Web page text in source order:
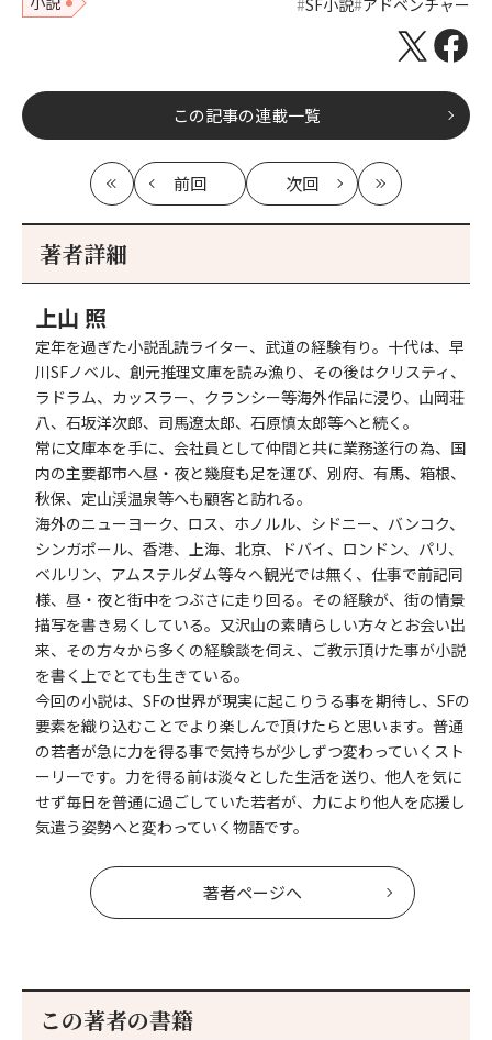
この記事の連載一覧
最
初
前回
記
次回
記
最
新
著者詳細
上山 照
定年を過ぎた小説乱読ライター、武道の経験有り。十代は、早
川SFノベル、創元推理文庫を読み漁り、その後はクリスティ、
ラドラム、カッスラー、クランシー等海外作品に浸り、山岡荘
八、石坂洋次郎、司馬遼太郎、石原慎太郎等へと続く。
常に文庫本を手に、会社員として仲間と共に業務遂行の為、国
内の主要都市へ昼・夜と幾度も足を運び、別府、有馬、箱根、
秋保、定山渓温泉等へも顧客と訪れる。
海外のニューヨーク、ロス、ホノルル、シドニー、バンコク、
シンガポール、香港、上海、北京、ドバイ、ロンドン、パリ、
ベルリン、アムステルダム等々へ観光では無く、仕事で前記同
様、昼・夜と街中をつぶさに走り回る。その経験が、街の情景
描写を書き易くしている。又沢山の素晴らしい方々とお会い出
来、その方々から多くの経験談を伺え、ご教示頂けた事が小説
を書く上でとても生きている。
今回の小説は、SFの世界が現実に起こりうる事を期待し、SFの
要素を織り込むことでより楽しんで頂けたらと思います。普通
の若者が急に力を得る事で気持ちが少しずつ変わっていくスト
ーリーです。力を得る前は淡々とした生活を送り、他人を気に
せず毎日を普通に過ごしていた若者が、力により他人を応援し
気遣う姿勢へと変わっていく物語です。
著者ページへ
この著者の書籍